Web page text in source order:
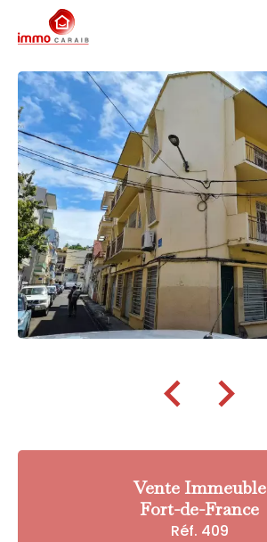
Vente Immeuble
Fort-de-France
Réf. 409